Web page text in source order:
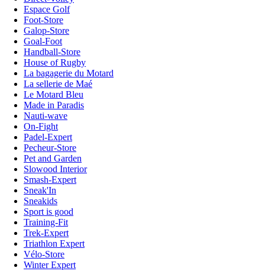
Espace Golf
Foot-Store
Galop-Store
Goal-Foot
Handball-Store
House of Rugby
La bagagerie du Motard
La sellerie de Maé
Le Motard Bleu
Made in Paradis
Nauti-wave
On-Fight
Padel-Expert
Pecheur-Store
Pet and Garden
Slowood Interior
Smash-Expert
Sneak'In
Sneakids
Sport is good
Training-Fit
Trek-Expert
Triathlon Expert
Vélo-Store
Winter Expert